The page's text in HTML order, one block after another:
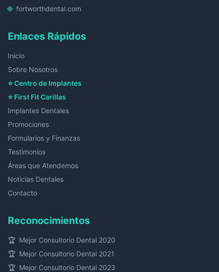
🌐 fortworthdental.com
Enlaces Rápidos
Inicio
Sobre Nosotros
⭐ Centro de Implantes
⭐ First Fit Carillas
Implantes Dentales
Promociones
Formularios y Finanzas
Testimonios
Áreas que Atendemos
Noticias Dentales
Contacto
Reconocimientos
🏆 Mejor Consultorio Dental 2020
🏆 Mejor Consultorio Dental 2021
🏆 Mejor Consultorio Dental 2023